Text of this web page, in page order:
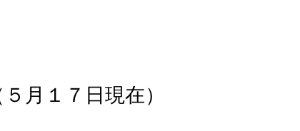
月１７日現在）